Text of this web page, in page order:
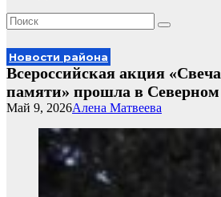
Новости района
Всероссийская акция «Свеча
памяти» прошла в Северном
Алена Матвеева
Май 9, 2026